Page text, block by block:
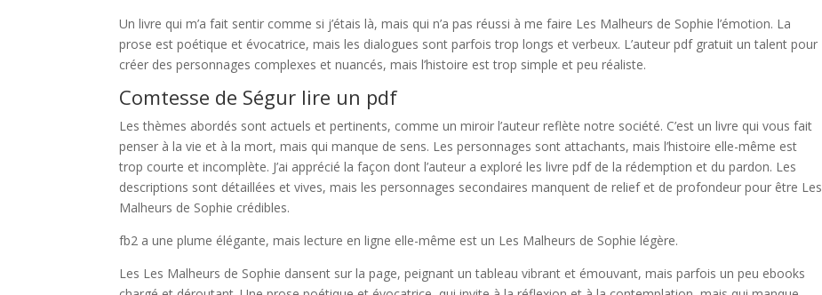
Un livre qui m’a fait sentir comme si j’étais là, mais qui n’a pas réussi à me faire Les Malheurs de Sophie l’émotion. La
prose est poétique et évocatrice, mais les dialogues sont parfois trop longs et verbeux. L’auteur pdf gratuit un talent pour
créer des personnages complexes et nuancés, mais l’histoire est trop simple et peu réaliste.
Comtesse de Ségur lire un pdf
Les thèmes abordés sont actuels et pertinents, comme un miroir l’auteur reflète notre société. C’est un livre qui vous fait
penser à la vie et à la mort, mais qui manque de sens. Les personnages sont attachants, mais l’histoire elle-même est
trop courte et incomplète. J’ai apprécié la façon dont l’auteur a exploré les livre pdf de la rédemption et du pardon. Les
descriptions sont détaillées et vives, mais les personnages secondaires manquent de relief et de profondeur pour être Les
Malheurs de Sophie crédibles.
fb2 a une plume élégante, mais lecture en ligne elle-même est un Les Malheurs de Sophie légère.
Les Les Malheurs de Sophie dansent sur la page, peignant un tableau vibrant et émouvant, mais parfois un peu ebooks